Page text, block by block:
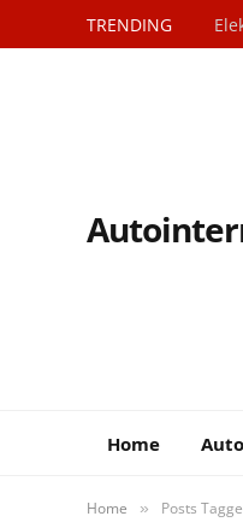
TRENDING
Home
Home » Posts